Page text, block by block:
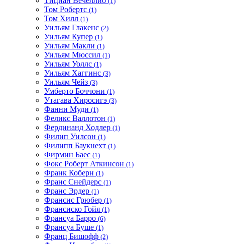
Том Робертс (1)
Том Хилл (1)
Уильям Глакенс (2)
Уильям Купер (1)
Уильям Макли (1)
Уильям Мюссил (1)
Уильям Уоллс (1)
Уильям Хаггинс (3)
Уильям Чейз (3)
Умберто Боччони (1)
Утагава Хиросигэ (3)
Фанни Муди (1)
Феликс Валлотон (1)
Фердинанд Ходлер (1)
Филип Уилсон (1)
Филипп Баукнехт (1)
Фирмин Баес (1)
Фокс Роберт Аткинсон (1)
Франк Коберн (1)
Франс Снейдерс (1)
Франс Эрдер (1)
Франсис Грюбер (1)
Франсиско Гойя (1)
Франсуа Барро (6)
Франсуа Буше (1)
Франц Бишофф (2)